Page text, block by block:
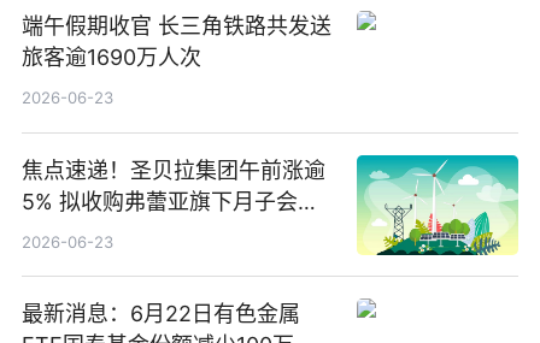
端午假期收官 长三角铁路共发送
旅客逾1690万人次
2026-06-23
焦点速递！圣贝拉集团午前涨逾
5% 拟收购弗蕾亚旗下月子会所
业务少数股权
2026-06-23
最新消息：6月22日有色金属